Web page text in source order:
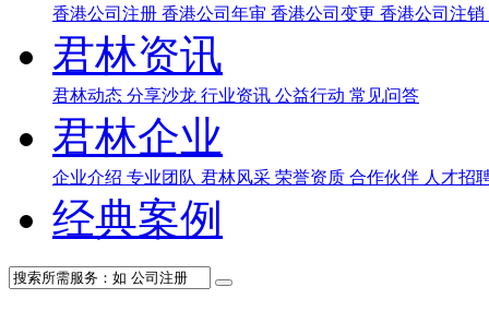
香港公司注册 香港公司年审 香港公司变更 香港公司注销
君林资讯
君林动态 分享沙龙 行业资讯 公益行动 常见问答
君林企业
企业介绍 专业团队 君林风采 荣誉资质 合作伙伴 人才招
经典案例